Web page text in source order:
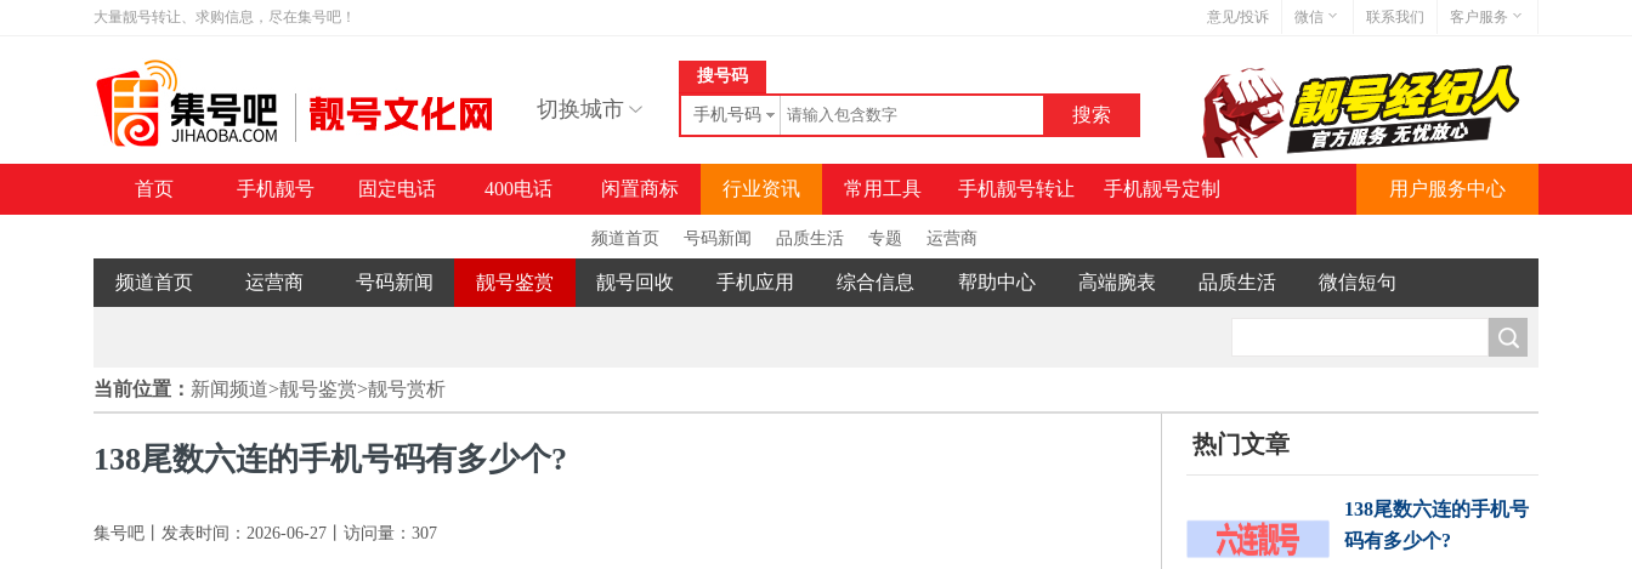
大量靓号转让、求购信息，尽在集号吧！ 意见/投诉 微信
微信号:jihaoba999
联系我们
客户服务
网站地图
网站简介
切换城市
搜号码
手机号码
首页 手机靓号 固定电话 400电话 闲置商标 行业资讯
频道首页 号码新闻 品质生活 专题 运营商
常用工具 手机靓号转让 手机靓号定制 用户服务中心
频道首页 运营商 号码新闻 靓号鉴赏 靓号回收 手机应用 综合信息 帮助中心 高端腕表 品质生活 微信短句
当前位置： 新闻频道>靓号鉴赏>靓号赏析
138尾数六连的手机号码有多少个?
集号吧丨发表时间：2026-06-27丨访问量：307
热门文章
138尾数六连的手机号
码有多少个?